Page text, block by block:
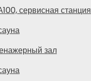
сервисная станция
зал